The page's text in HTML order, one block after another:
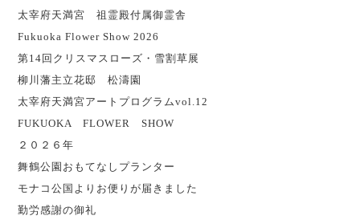
太宰府天満宮 祖霊殿付属御霊舎
Fukuoka Flower Show 2026
第14回クリスマスローズ・雪割草展
柳川藩主立花邸 松濤園
太宰府天満宮アートプログラムvol.12
FUKUOKA FLOWER SHOW
２０２６年
舞鶴公園おもてなしプランター
モナコ公国よりお便りが届きました
勤労感謝の御礼